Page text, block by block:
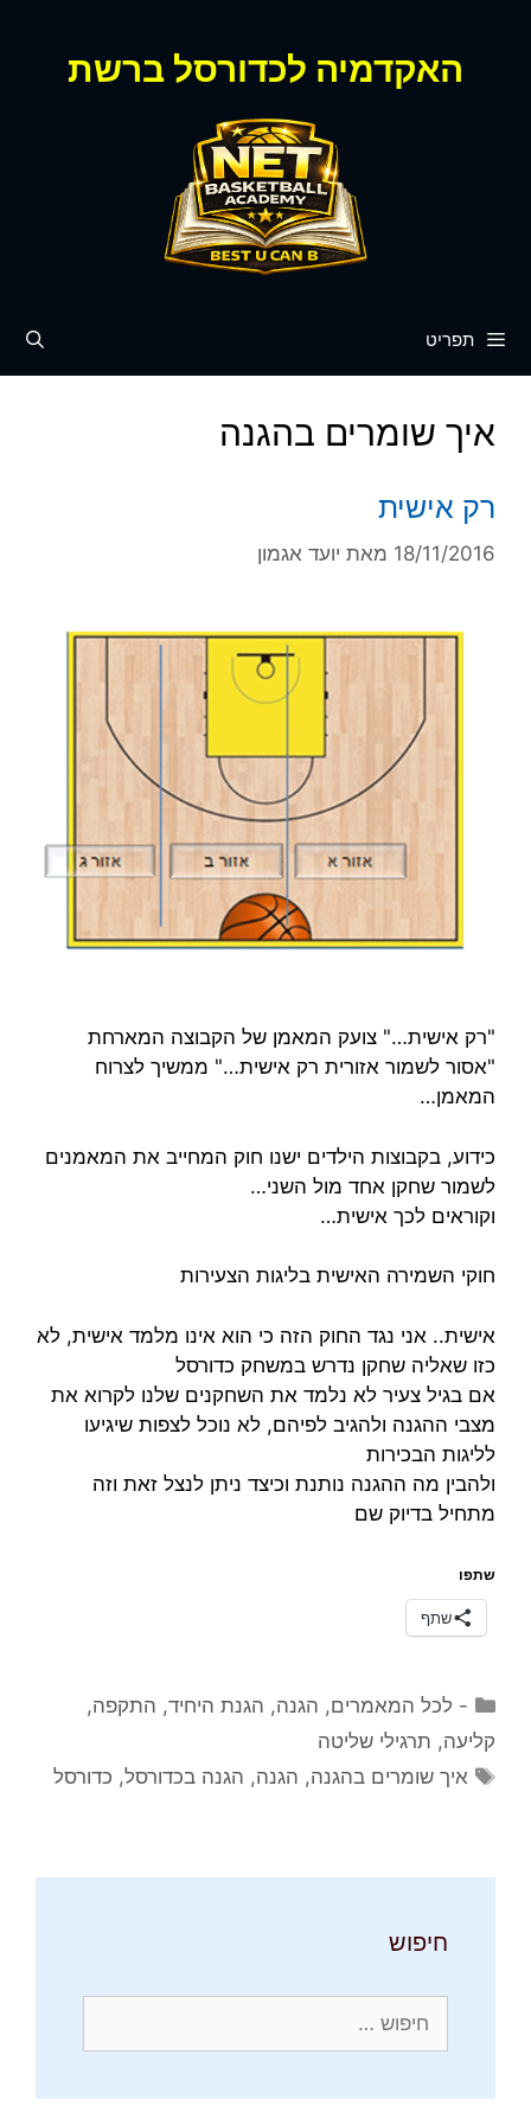
האקדמיה לכדורסל ברשת
תפריט
איך שומרים בהגנה
רק אישית
18/11/2016 מאת יועד אגמון
"רק אישית…" צועק המאמן של הקבוצה המארחת
"אסור לשמור אזורית רק אישית…" ממשיך לצרוח
המאמן…
כידוע, בקבוצות הילדים ישנו חוק המחייב את המאמנים
לשמור שחקן אחד מול השני…
וקוראים לכך אישית…
חוקי השמירה האישית בליגות הצעירות
אישית.. אני נגד החוק הזה כי הוא אינו מלמד אישית, לא
כזו שאליה שחקן נדרש במשחק כדורסל
אם בגיל צעיר לא נלמד את השחקנים שלנו לקרוא את
מצבי ההגנה ולהגיב לפיהם, לא נוכל לצפות שיגיעו
לליגות הבכירות
ולהבין מה ההגנה נותנת וכיצד ניתן לנצל זאת וזה
מתחיל בדיוק שם
שתפו
שתף
קטגוריות
- לכל המאמרים, הגנה, הגנת היחיד, התקפה,
קליעה, תרגילי שליטה
תגיות
איך שומרים בהגנה, הגנה, הגנה בכדורסל, כדורסל
חיפוש